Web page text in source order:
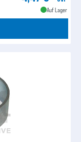
Auf Lager